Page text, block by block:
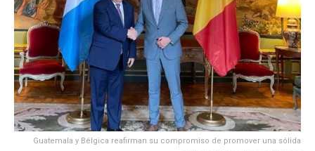
Guatemala y Bélgica reafirman su compromiso de promover una sólida